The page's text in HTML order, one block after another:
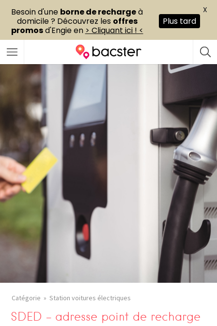
Catégorie Station voitures électriques
SDED – adresse point de recharge
Besoin d'une borne de rechargeà
domicile ? Découvrez les offres
promosd'Engie en > Cliquant ici ! <
Plus tard
X